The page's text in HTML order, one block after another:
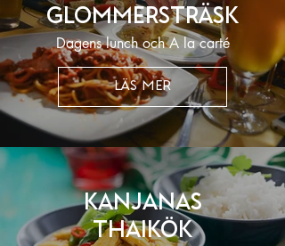
Glommersträsk
Dagens lunch och A la carté
LÄS MER
Kanjanas
Thaikök